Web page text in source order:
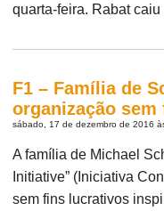
quarta-feira. Rabat caiu
F1 – Família de
organização
sábado, 17 de dezembro de 2016
A família de Michael
Initiative” (Iniciativa
sem fins lucrativos